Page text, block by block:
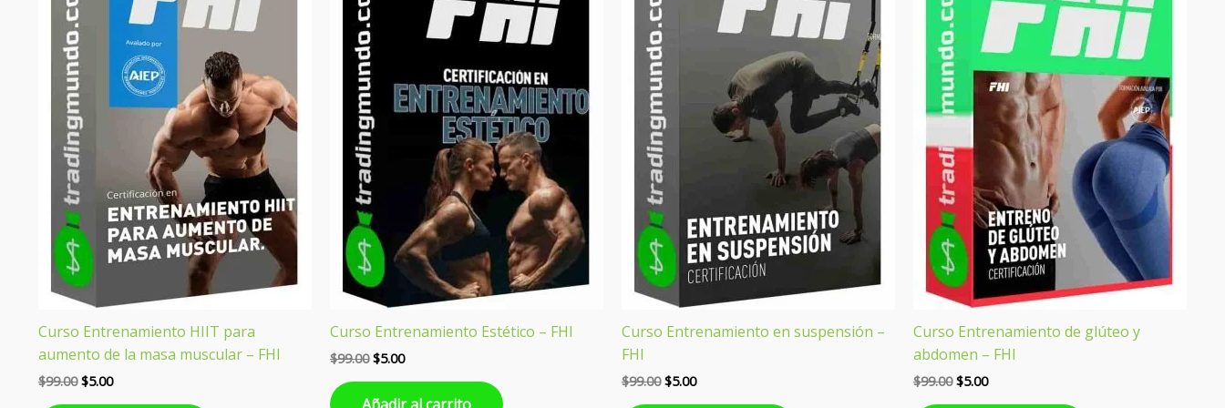
Curso Entrenamiento HIIT para
aumento de la masa muscular – FHI
$99.00 $5.00
$5.00.
Curso Entrenamiento Estético – FHI
$99.00 $5.00
$5.00.
Curso Entrenamiento en suspensión –
FHI
$99.00 $5.00
$5.00.
Curso Entrenamiento de glúteo y
abdomen – FHI
$99.00
$99.00.
$5.00
$5.00.